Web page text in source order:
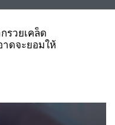
รวยเคล็ด
าดจะยอมให้